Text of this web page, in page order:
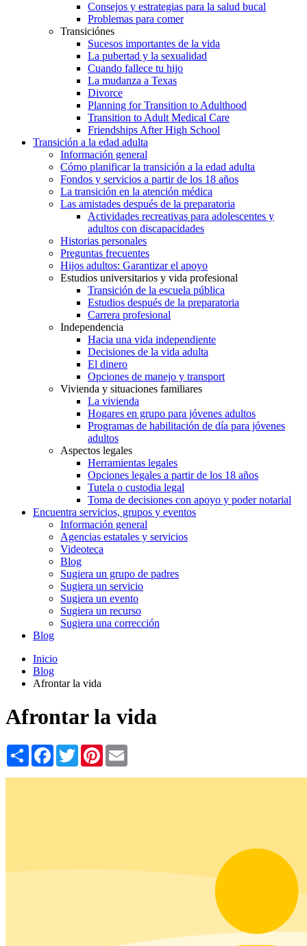
Consejos y estrategias para la salud bucal
Problemas para comer
Transiciónes
Sucesos importantes de la vida
La pubertad y la sexualidad
Cuando fallece tu hijo
La mudanza a Texas
Divorce
Planning for Transition to Adulthood
Transition to Adult Medical Care
Friendships After High School
Transición a la edad adulta
Información general
Cómo planificar la transición a la edad adulta
Fondos y servicios a partir de los 18 años
La transición en la atención médica
Las amistades después de la preparatoria
Actividades recreativas para adolescentes y
adultos con discapacidades
Historias personales
Preguntas frecuentes
Hijos adultos: Garantizar el apoyo
Estudios universitarios y vida profesional
Transición de la escuela pública
Estudios después de la preparatoria
Carrera profesional
Independencia
Hacia una vida independiente
Decisiones de la vida adulta
El dinero
Opciones de manejo y transport
Vivienda y situaciones familiares
La vivienda
Hogares en grupo para jóvenes adultos
Programas de habilitación de día para jóvenes
adultos
Aspectos legales
Herramientas legales
Opciones legales a partir de los 18 años
Tutela o custodia legal
Toma de decisiones con apoyo y poder notarial
Encuentra servicios, grupos y eventos
Información general
Agencias estatales y servicios
Videoteca
Blog
Sugiera un grupo de padres
Sugiera un servicio
Sugiera un evento
Sugiera un recurso
Sugiera una corrección
Blog
Inicio
Blog
Afrontar la vida
Afrontar la vida
Share Facebook
TwitterPinterest